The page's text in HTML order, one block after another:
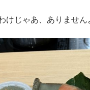
じゃあ、ありません